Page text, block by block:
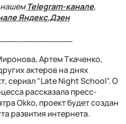
нашемTelegram-канале,
Яндекс.Дзен
Артем Ткаченко,
актеров на днях
сериал "Late Night School". О
рассказала пресс-
Okko, проект будет создан
развития интернета.